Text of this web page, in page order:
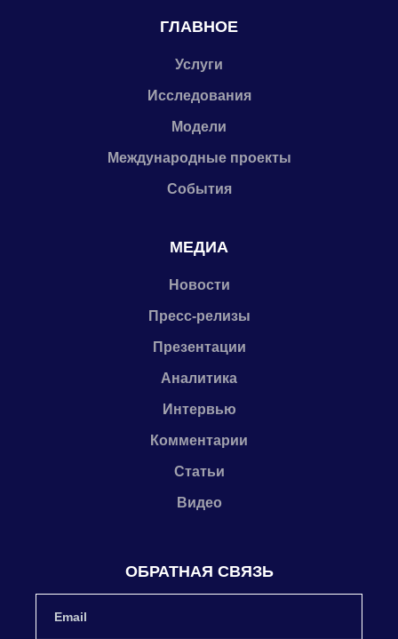
ГЛАВНОЕ
Услуги
Исследования
Модели
Международные проекты
События
МЕДИА
Новости
Пресс-релизы
Презентации
Аналитика
Интервью
Комментарии
Статьи
Видео
ОБРАТНАЯ СВЯЗЬ